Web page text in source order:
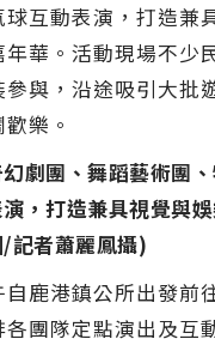
互動表演，打造兼
華。活動現場不少
與，沿途吸引大批
樂。
劇團、舞蹈藝術團
，打造兼具視覺與
記者蕭麗鳳攝)
鹿港鎮公所出發前
團隊定點演出及互